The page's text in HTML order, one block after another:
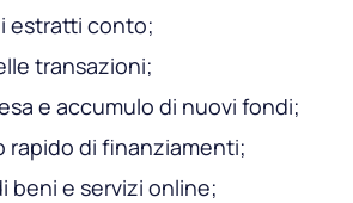
estratti conto;
transazioni;
e accumulo di nuovi fondi;
rapido di finanziamenti;
beni e servizi online;